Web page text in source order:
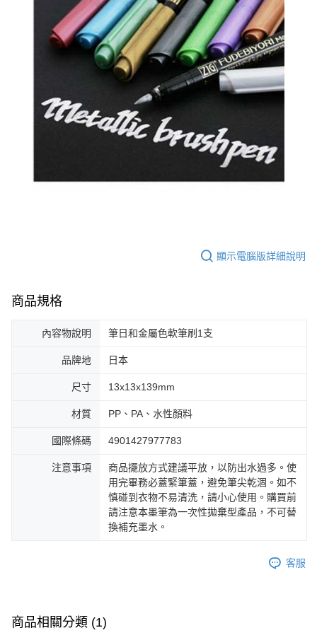
顯示電腦版詳細說明
商品規格
內容物說明 筆日和金屬色軟筆刷1支
品牌地 日本
尺寸 13x13x139mm
材質 PP、PA、水性顏料
國際條碼 4901427977783
注意事項
商品擺放方式建議平放，以防出水過多。使
用完畢務必蓋緊筆蓋，避免筆尖乾涸。如不
慎碰到衣物不易清洗，請小心使用。購買前
請注意本墨筆為一次性拋棄型產品，不可替
換補充墨水。
客服
商品相關分類 (1)